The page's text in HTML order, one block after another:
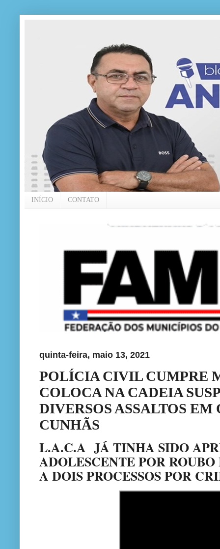
INÍCIO CONTATO
quinta-feira, maio 13, 2021
POLÍCIA CIVIL CUMPRE
COLOCA NA CADEIA
DIVERSOS ASSALTOS EM
CUNHÃS
L.A.C.A JÁ TINHA SIDO
ADOLESCENTE POR
A DOIS PROCESSOS POR